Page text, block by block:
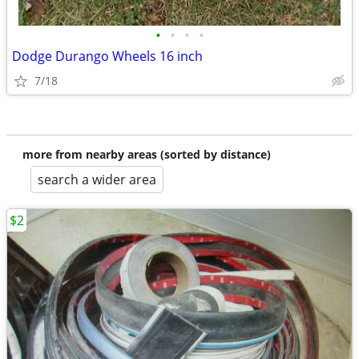
• • • •
Dodge Durango Wheels 16 inch
7/18
more from nearby areas (sorted by distance)
search a wider area
$2